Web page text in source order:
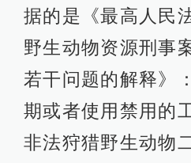
据的是《最高人民
野生动物资源刑事
若干问题的解释》
期或者使用禁用的
非法狩猎野生动物